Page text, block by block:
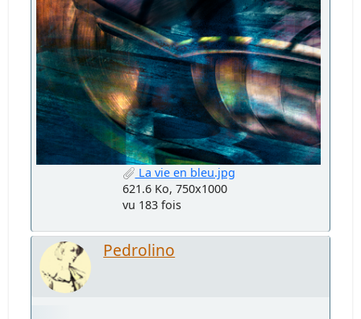
La vie en bleu.jpg
621.6 Ko, 750x1000
vu 183 fois
Pedrolino